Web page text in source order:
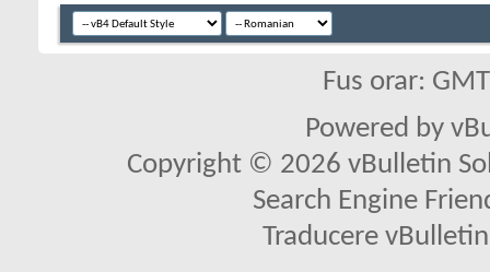
Fus orar:
Powered by
Copyright © 2026 vBulletin
Search Engine
Traducere